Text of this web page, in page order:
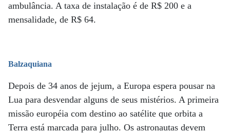
ambulância. A taxa de instalação é de R$ 200 e a
mensalidade, de R$ 64.
Balzaquiana
Depois de 34 anos de jejum, a Europa espera pousar na
Lua para desvendar alguns de seus mistérios. A primeira
missão européia com destino ao satélite que orbita a
Terra está marcada para julho. Os astronautas devem